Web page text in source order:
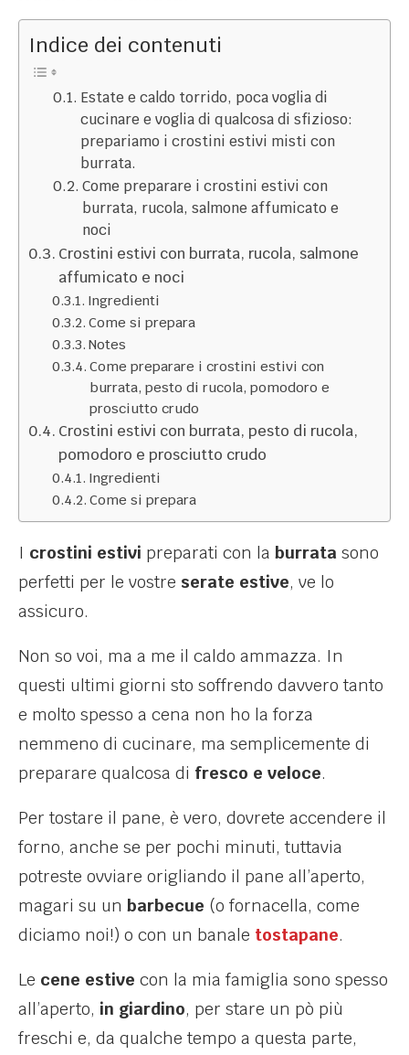
Indice dei contenuti
Estate e caldo torrido, poca voglia di
cucinare e voglia di qualcosa di sfizioso:
prepariamo i crostini estivi misti con
burrata.
Come preparare i crostini estivi con
burrata, rucola, salmone affumicato e
noci
Crostini estivi con burrata, rucola, salmone
affumicato e noci
Ingredienti
Come si prepara
Notes
Come preparare i crostini estivi con
burrata, pesto di rucola, pomodoro e
prosciutto crudo
Crostini estivi con burrata, pesto di rucola,
pomodoro e prosciutto crudo
Ingredienti
Come si prepara
I crostini estivi preparati con la burrata sono
perfetti per le vostre serate estive, ve lo
assicuro.
Non so voi, ma a me il caldo ammazza. In
questi ultimi giorni sto soffrendo davvero tanto
e molto spesso a cena non ho la forza
nemmeno di cucinare, ma semplicemente di
preparare qualcosa di fresco e veloce.
Per tostare il pane, è vero, dovrete accendere il
forno, anche se per pochi minuti, tuttavia
potreste ovviare origliando il pane all’aperto,
magari su un barbecue (o fornacella, come
diciamo noi!) o con un banale tostapane.
Le cene estive con la mia famiglia sono spesso
all’aperto, in giardino, per stare un pò più
freschi e, da qualche tempo a questa parte,